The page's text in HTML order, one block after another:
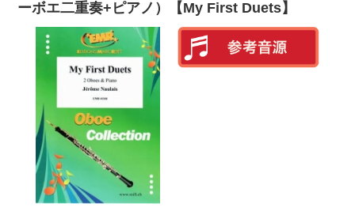
ーボエ二重奏+ピアノ）【My First Duets】